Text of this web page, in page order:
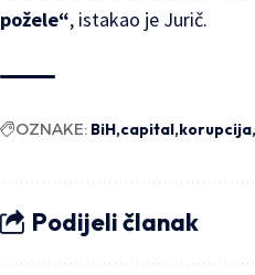
požele“, istakao je Jurič.
OZNAKE: BiH capital korupcija
Podijeli članak